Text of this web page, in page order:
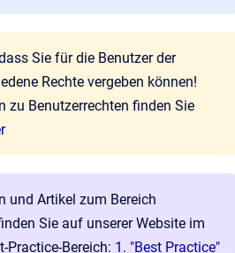
Sie für die Benutzer der
Rechte vergeben können!
zu Benutzerrechten finden Sie
und Artikel zum Bereich
Sie auf unserer Website im
Practice-Bereich: 1. "Best Practice"